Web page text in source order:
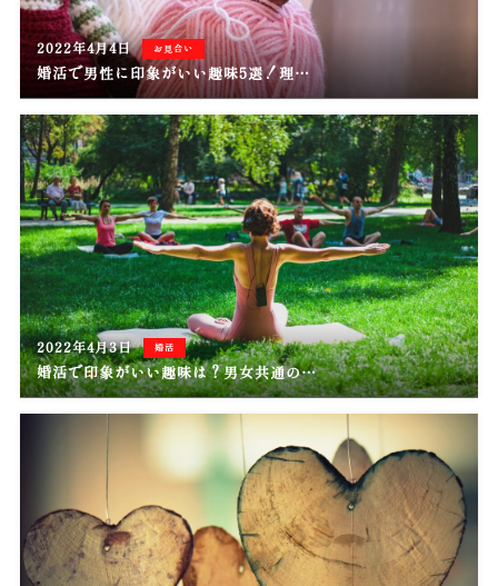
2022年4月4日 お見合い
婚活で男性に印象がいい趣味5選！理…
2022年4月3日 婚活
婚活で印象がいい趣味は？男女共通の…